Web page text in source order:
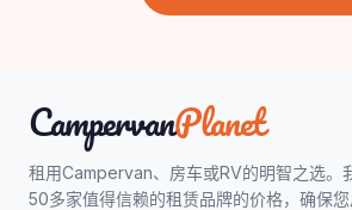
CampervanPlanet
租用Campervan、房车或RV的明智之选。
50多家值得信赖的租赁品牌的价格，确保